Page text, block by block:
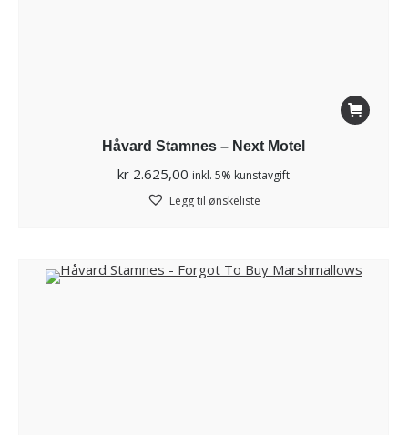
Håvard Stamnes – Next Motel
kr 2.625,00 inkl. 5% kunstavgift
Legg til ønskeliste